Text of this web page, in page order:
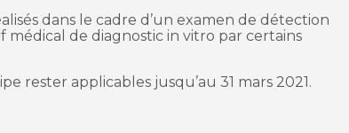
dans le cadre d’un examen de détection
médical de diagnostic in vitro par certains
rester applicables jusqu’au 31 mars 2021.